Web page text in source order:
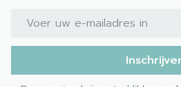
E-mail adres